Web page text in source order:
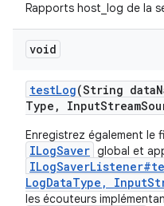
Rapports host_log de la
void
testLog(String data
Type , InputStream
Enregistrez également le
ILogSaver global et
LogDataType,
les écouteurs